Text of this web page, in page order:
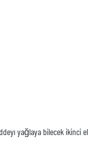
yağlaya bilecek ikinci